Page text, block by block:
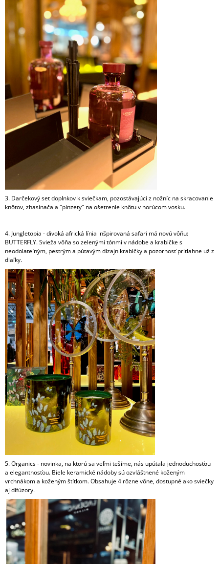
3. Darčekový set doplnkov k sviečkam, pozostávajúci z nožníc na skracovanie
knôtov, zhasínača a "pinzety" na ošetrenie knôtu v horúcom vosku.
4. Jungletopia - divoká africká línia inšpirovaná safari má novú vôňu:
BUTTERFLY. Svieža vôňa so zelenými tónmi v nádobe a krabičke s
neodolateľným, pestrým a pútavým dizajn krabičky a pozornosť pritiahne už z
diaľky.
5. Organics - novinka, na ktorú sa veľmi tešíme, nás upútala jednoduchosťou
a elegantnosťou. Biele keramické nádoby sú ozvláštnené koženým
vrchnákom a koženým štítkom. Obsahuje 4 rôzne vône, dostupné ako sviečky
aj difúzory.
KNÔTOVÁ
(624
G)
36,90
€